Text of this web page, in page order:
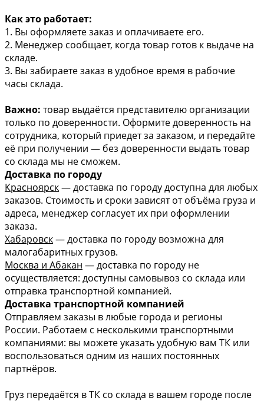
Как это работает:
1. Вы оформляете заказ и оплачиваете его.
2. Менеджер сообщает, когда товар готов к выдаче на
складе.
3. Вы забираете заказ в удобное время в рабочие
часы склада.
Важно: товар выдаётся представителю организации
только по доверенности. Оформите доверенность на
сотрудника, который приедет за заказом, и передайте
её при получении — без доверенности выдать товар
со склада мы не сможем.
Доставка по городу
Красноярск— доставка по городу доступна для любых
заказов. Стоимость и сроки зависят от объёма груза и
адреса, менеджер согласует их при оформлении
заказа.
Хабаровск— доставка по городу возможна для
малогабаритных грузов.
Москва и Абакан — доставка по городу не
осуществляется: доступны самовывоз со склада или
отправка транспортной компанией.
Доставка транспортной компанией
Отправляем заказы в любые города и регионы
России. Работаем с несколькими транспортными
компаниями: вы можете указать удобную вам ТК или
воспользоваться одним из наших постоянных
партнёров.
Груз передаётся в ТК со склада в вашем городе после